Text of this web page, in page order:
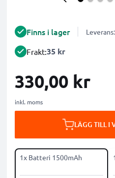
Finns i lager
Frakt:35 kr
330,00 kr
inkl. moms
LÄGG TILL I
1x Batteri 1500mAh